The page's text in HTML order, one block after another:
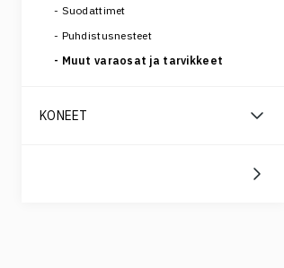
Suodattimet
Puhdistusnesteet
Muut varaosat ja tarvikkeet
KONEET